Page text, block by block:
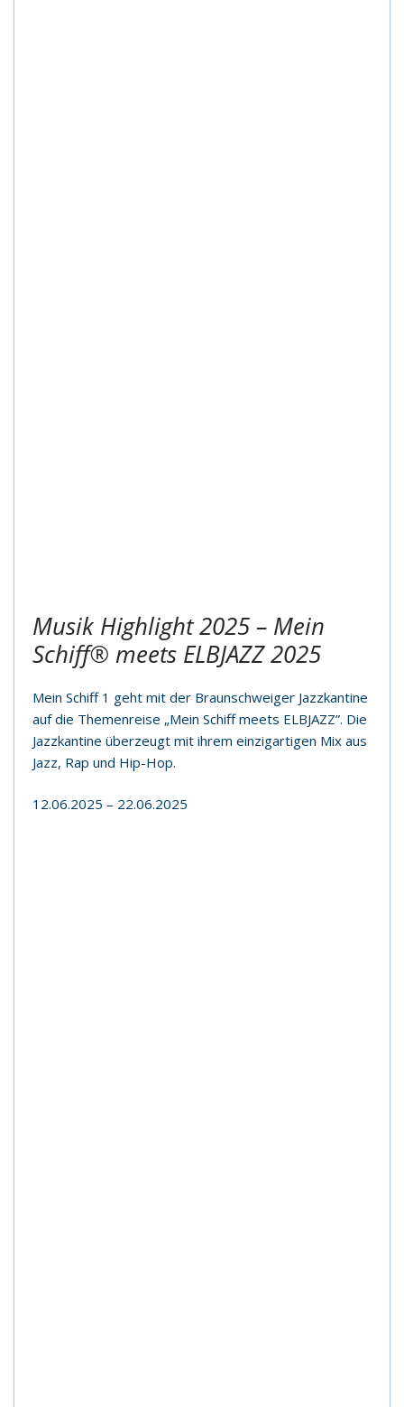
Musik Highlight 2025 – Mein
Schiff® meets ELBJAZZ 2025
Mein Schiff 1 geht mit der Braunschweiger Jazzkantine
auf die Themenreise „Mein Schiff meets ELBJAZZ”. Die
Jazzkantine überzeugt mit ihrem einzigartigen Mix aus
Jazz, Rap und Hip-Hop.
12.06.2025 – 22.06.2025